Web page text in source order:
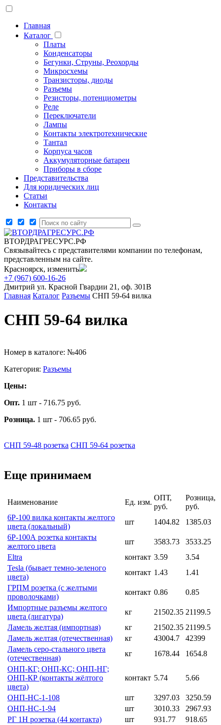
Главная
Каталог
Платы
Конденсаторы
Бегунки, Струны, Реохорды
Микросхемы
Транзисторы, диоды
Разъемы
Резисторы, потенциометры
Реле
Переключатели
Лампы
Контакты электротехнические
Тантал
Корпуса часов
Аккумуляторные батареи
Приборы в сборе
Представительства
Для юридических лиц
Статьи
Контакты
ВТОРДРАГРЕСУРС.РФ
Связывайтесь с представителями компании по телефонам,
представленным на сайте.
Красноярск, изменить
+7 (967) 600-16-26
Дмитрий ул. Красной Гвардии 21, оф. 301В
Главная Каталог Разъемы СНП 59-64 вилка
СНП 59-64 вилка
Номер в каталоге: №406
Категория: Разъемы
Цены:
Опт. 1 шт - 716.75 руб.
Розница. 1 шт - 706.65 руб.
СНП 59-48 розетка СНП 59-64 розетка
Еще принимаем
Наименование Ед. изм.
ОПТ,
руб.
Розница,
руб.
6Р-100 вилка контакты желтого
цвета (локальный)
шт 1404.82
1385.03
6Р-100А розетка контакты
желтого цвета
шт 3583.73
3533.25
Eltra
контакт 3.59
3.54
Tesla (бывает темно-зеленого
цвета)
контакт 1.43
1.41
ГРПМ розетка (с желтыми
проволочками)
контакт 0.86
0.85
Импортные разъемы желтого
цвета (лигатура)
кг 21502.35 21199.5
Ламель желтая (импортная)
кг 21502.35 21199.5
Ламель желтая (отечественная)
кг 43004.7
42399
Ламель серо-стального цвета
(отечественная)
кг 1678.44
1654.8
ОНП-КГ; ОНП-КС; ОНП-НГ;
ОНП-КР (контакты жёлтого
цвета)
контакт 5.74 5.66
ОНП-НС-1-108 шт 3297.03
3250.59
ОНП-НС-1-94
шт 3010.33
2967.93
РГ 1Н розетка (44 контакта)
шт 931.77
918.65